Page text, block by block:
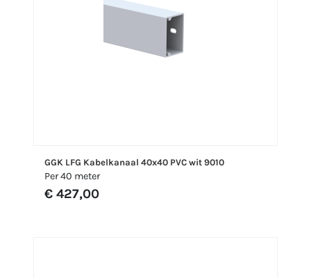
GGK LFG Kabelkanaal 40x40 PVC wit 9010
Per 40 meter
€ 427,00